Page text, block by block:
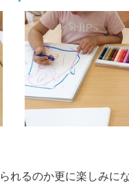
れるのか更に楽しみに